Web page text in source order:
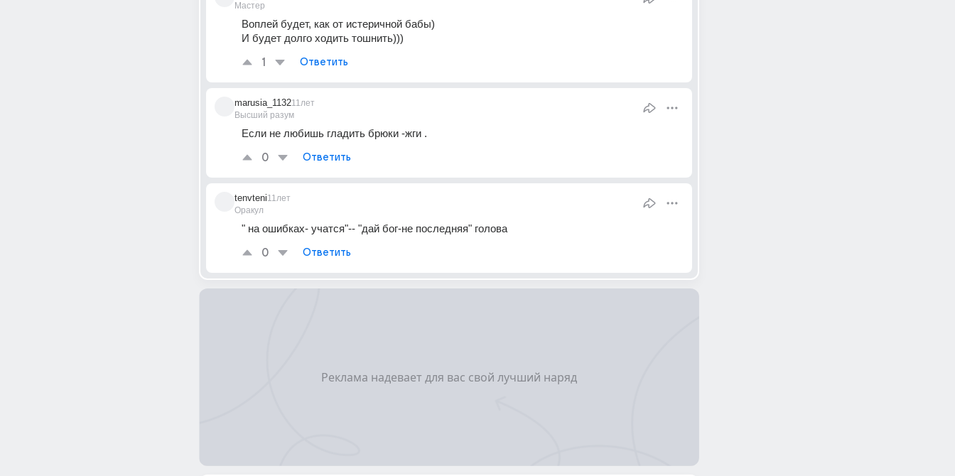
Мастер
Воплей будет, как от истеричной бабы)
И будет долго ходить тошнить)))
1 Ответить
marusia_1132
Высший разум
11лет
Если не любишь гладить брюки -жги .
0 Ответить
tenvteni
Оракул
11лет
" на ошибках- учатся"-- "дай бог-не последняя" голова
0 Ответить